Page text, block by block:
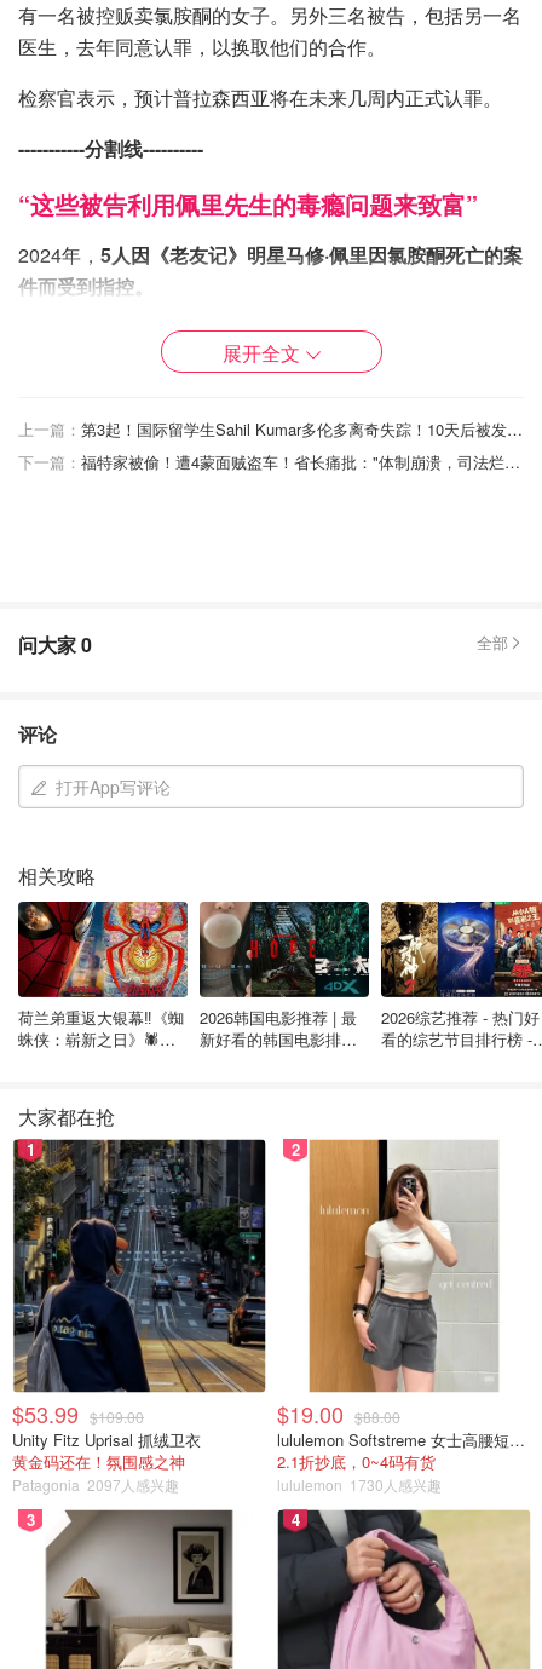
有一名被控贩卖氯胺酮的女子。另外三名被告，包括另一名
医生，去年同意认罪，以换取他们的合作。
检察官表示，预计普拉森西亚将在未来几周内正式认罪。
-----------分割线----------
“这些被告利用佩里先生的毒瘾问题来致富”
2024年， 5人因《老友记》明星马修·佩里因氯胺酮死亡的案
件而受到指控。
*都说是药三分毒，氯胺酮（俗称“K粉”）也不例外。它是安全有
效的麻醉剂，也用于抑郁和焦虑症治疗，但滥用可能会造成药物
依赖和不可逆的神经损伤。
马修·佩里：
贾斯文·桑加(Jasveen Sangha) ：毒贩，被称为“氯胺
酮女王”
萨尔瓦多·普拉森西亚(Salvador Plasencia) 博士：被
称为“P 医生”
肯尼斯·岩政(Kenneth Iwamasa) ：佩里的住家助理，
参与氯胺酮的分发
埃里克·弗莱明(Eric Fleming) ：熟人，承认自己散发了
导致佩里死亡的氯胺酮
这群人盯上了好莱坞男星马修·佩里这块“肥肉”。
2023年秋天，曾花了上百万美元与毒瘾作斗争的佩里再次
染上了毒瘾，与这些人脱不开关系。
为了金钱利益，医生竟变成了毒贩。
“P 医生”被指控向佩里出售了大约20瓶氯胺酮，以换取
55,000美元现金。
这药是哪儿来的呢？
这个“P 医生”找到了另一个医生查韦斯，查韦斯通过向氯胺
酮批发经销商做出虚假陈述并以一名前病人的名义提交虚假
展开全文
上一篇：
第3起！国际留学生Sahil Kumar多伦多离奇失踪！10天后被发现尸体...
下一篇：
福特家被偷！遭4蒙面贼盗车！省长痛批："体制崩溃，司法烂透了！"
问大家0 全部
评论
打开App写评论
相关攻略
荷兰弟重返大银幕‼️《蜘
蛛侠：崭新之日》🕷️北
2026韩国电影推荐 | 最
新好看的韩国电影排行
2026综艺推荐 - 热门好
看的综艺节目排行榜 -
大家都在抢
1
$53.99 $109.00
Unity Fitz Uprisal 抓绒卫衣
黄金码还在！氛围感之神
Patagonia 2097人感兴趣
2
$19.00 $88.00
lululemon Softstreme 女士高腰短裤 10cm
2.1折抄底，0~4码有货
lululemon 1730人感兴趣
3 4